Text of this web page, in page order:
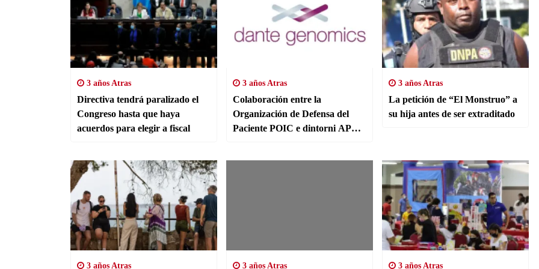
3 años Atras
Directiva tendrá paralizado el
Congreso hasta que haya
acuerdos para elegir a fiscal
3 años Atras
Colaboración entre la
Organización de Defensa del
Paciente POIC e dintorni APS y
3 años Atras
La petición de “El Monstruo” a
su hija antes de ser extraditado
3 años Atras 3 años Atras 3 años Atras